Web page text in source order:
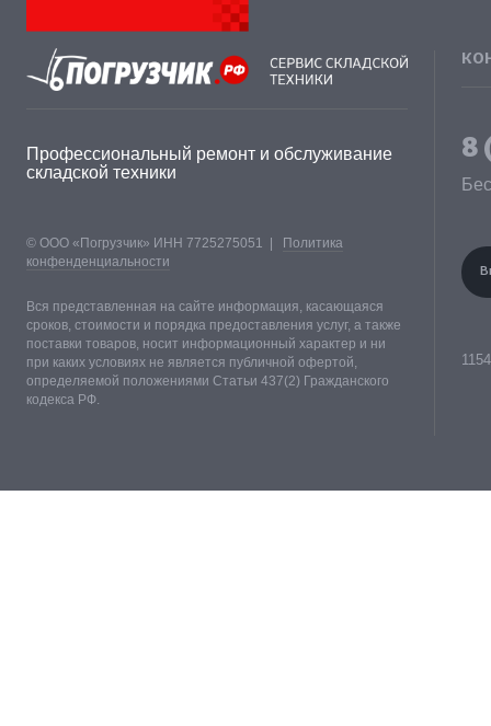
Профессиональный ремонт и обслуживание
складской техники
© ООО «Погрузчик» ИНН 7725275051 | Политика
конфенденциальности
Вся представленная на сайте информация, касающаяся
сроков, стоимости и порядка предоставления услуг, а также
поставки товаров, носит информационный характер и ни
при каких условиях не является публичной офертой,
определяемой положениями Статьи 437(2) Гражданского
кодекса РФ.
8